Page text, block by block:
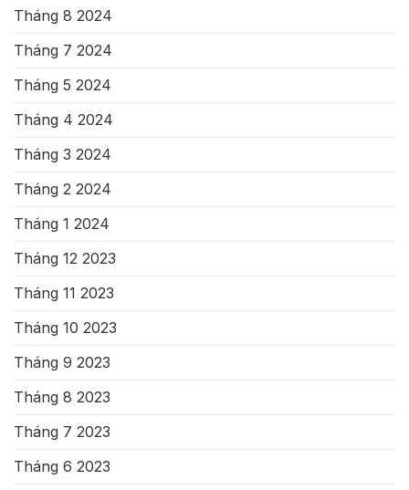
Tháng 8 2024
Tháng 7 2024
Tháng 5 2024
Tháng 4 2024
Tháng 3 2024
Tháng 2 2024
Tháng 1 2024
Tháng 12 2023
Tháng 11 2023
Tháng 10 2023
Tháng 9 2023
Tháng 8 2023
Tháng 7 2023
Tháng 6 2023